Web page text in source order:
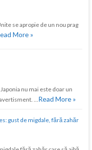
se apropie de un nou prag
More »
nu mai este doar un
…Read More »
gust de migdale, fără zahăr